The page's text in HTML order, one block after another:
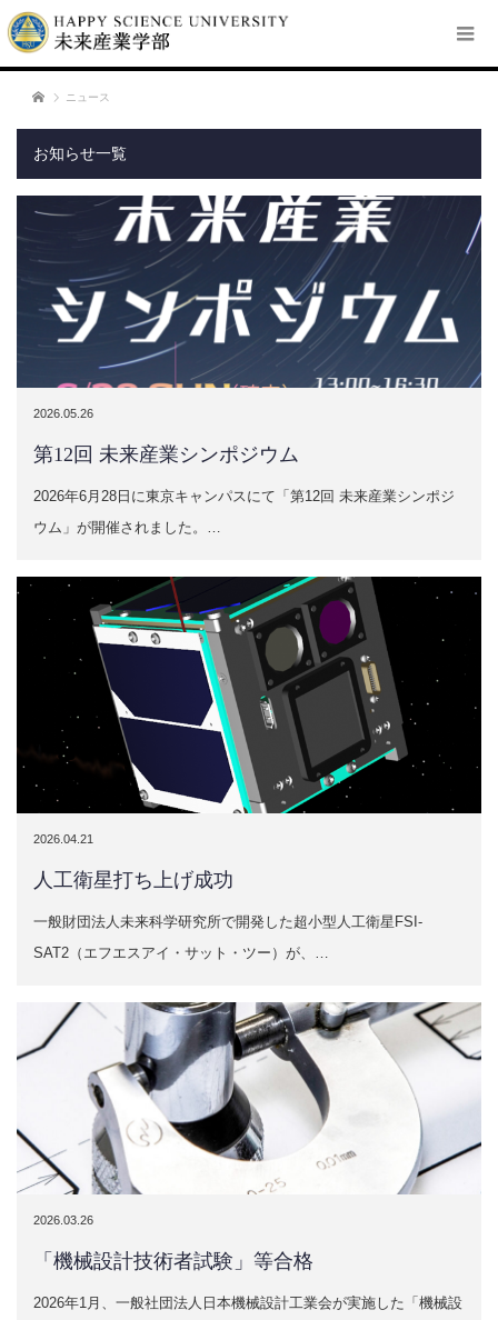
ホーム ニュース
お知らせ一覧
2026.05.26
第12回 未来産業シンポジウム
2026年6月28日に東京キャンパスにて「第12回 未来産業シンポジ
ウム」が開催されました。…
2026.04.21
人工衛星打ち上げ成功
一般財団法人未来科学研究所で開発した超小型人工衛星FSI-
SAT2（エフエスアイ・サット・ツー）が、…
2026.03.26
「機械設計技術者試験」等合格
2026年1月、一般社団法人日本機械設計工業会が実施した「機械設